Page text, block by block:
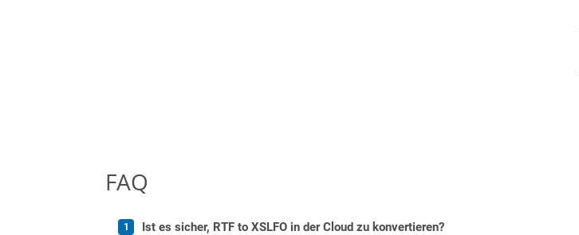
FAQ
Ist es sicher, RTF to XSLFO in der Cloud zu konvertieren?